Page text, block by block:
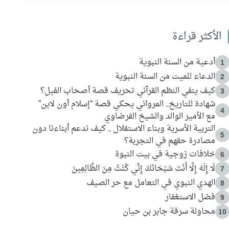
الأكثر قراءة
1 أدعية من السنة النبوية
2 الدعاء للميت من السنة النبوية
3 كيف ينفي النظم القرآني تحريف قصة أصحاب الفيل؟
4
شهادة للتاريخ.. المرواني يحكي قصة “إسلام أون لاين”
مع الأمير الوالد والشيخ القرضاوي
5
التربية الأسرية وبناء الاستقلال .. كيف ندعم أبناءنا دون
مصادرة حقهم في التجربة؟
6 خلافات زوجية في بيت النبوة
7 لَا إِلَهَ إِلَّا أَنْتَ سُبْحَانَكَ إِنِّي كُنْتُ مِنَ الظَّالِمِينَ
8 الهدي النبوي في التعامل مع حر الصيف
9 فضل الاستغفار
10 محاولة سرقة جابر بن حيان